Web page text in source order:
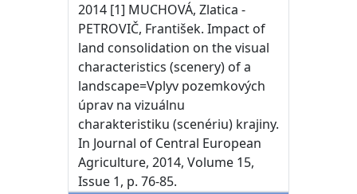
2014 [1] MUCHOVÁ, Zlatica -
PETROVIČ, František. Impact of
land consolidation on the visual
characteristics (scenery) of a
landscape=Vplyv pozemkových
úprav na vizuálnu
charakteristiku (scenériu) krajiny.
In Journal of Central European
Agriculture, 2014, Volume 15,
Issue 1, p. 76-85.